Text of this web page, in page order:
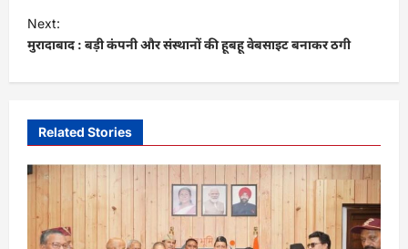
s
t
v
g
a
Next:
मुरादाबाद : बड़ी कंपनी और संस्थानों की हूबहू वेबसाइट बनाकर ठगी
Related Stories